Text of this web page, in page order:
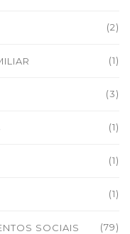
(2)
(1)
(3)
(1)
(1)
(1)
SOCIAIS (79)